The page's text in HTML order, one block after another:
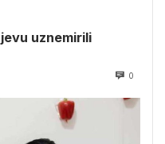
uznemirili
0